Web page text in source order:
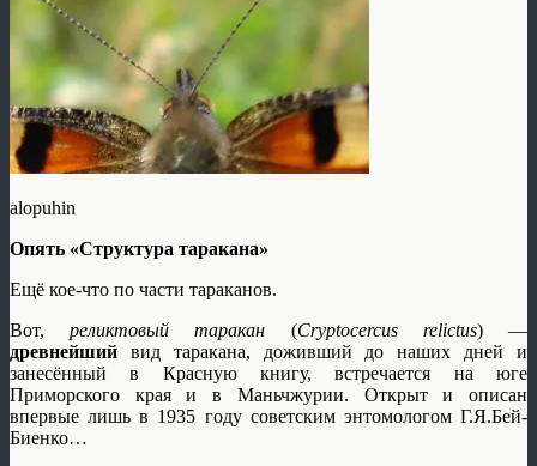
alopuhin
Опять «Структура таракана»
Ещё кое-что по части тараканов.
Вот, реликтовый таракан (Cryptocercus relictus) —
древнейший вид таракана, доживший до наших дней и
занесённый в Красную книгу, встречается на юге
Приморского края и в Маньчжурии. Открыт и описан
впервые лишь в 1935 году советским энтомологом Г.Я.Бей-
Биенко…